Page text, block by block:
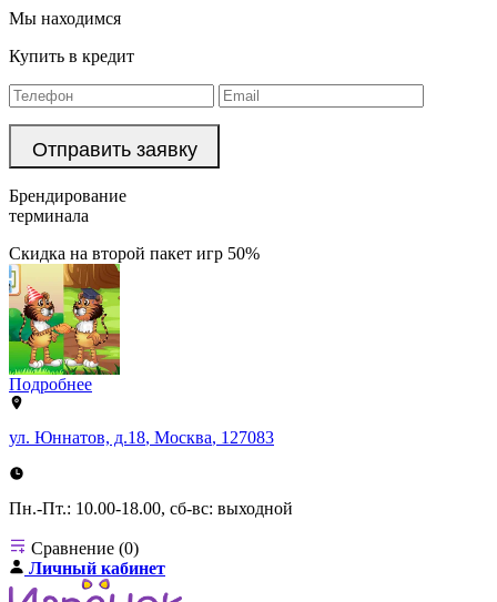
Мы находимся
Купить в кредит
Брендирование
терминала
Скидка на второй пакет игр 50%
Подробнее
ул. Юннатов, д.18, Москва, 127083
Пн.-Пт.: 10.00-18.00, сб-вс: выходной
Сравнение (0)
Личный кабинет